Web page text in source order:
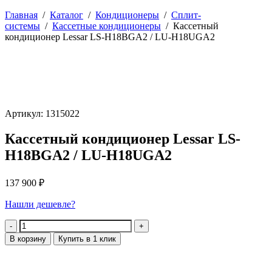
Главная / Каталог / Кондиционеры / Сплит-
системы / Кассетные кондиционеры / Кассетный
кондиционер Lessar LS-H18BGA2 / LU-H18UGA2
Артикул: 1315022
Кассетный кондиционер Lessar LS-
H18BGA2 / LU-H18UGA2
137 900 ₽
Нашли дешевле?
Количество
В корзину Купить в 1 клик